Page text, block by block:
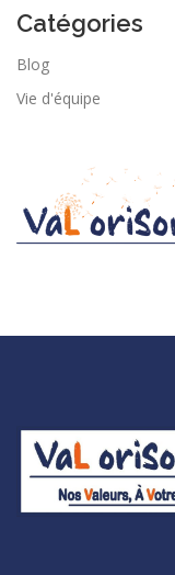
Catégories
Blog
Vie d'équipe